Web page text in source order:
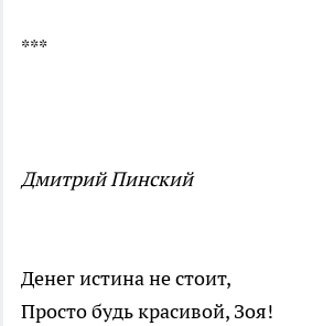
***
Дмитрий Пинский
Денег истина не стоит,
Просто будь красивой, Зоя!